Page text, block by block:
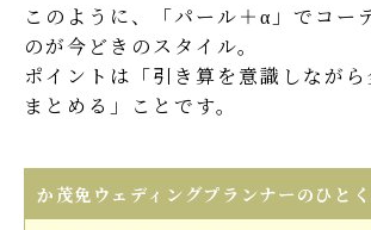
このように、「パール＋α」でコー
のが今どきのスタイル。
ポイントは「引き算を意識しなが
まとめる」ことです。
か茂免ウェディングプランナーのひと